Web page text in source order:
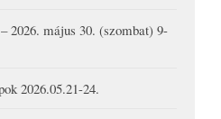
2026. május 30. (szombat) 9-
2026.05.21-24.